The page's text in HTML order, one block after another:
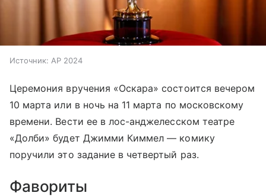
Источник: AP 2024
Церемония вручения «Оскара» состоится вечером
10 марта или в ночь на 11 марта по московскому
времени. Вести ее в лос-анджелесском театре
«Долби» будет Джимми Киммел — комику
поручили это задание в четвертый раз.
Фавориты